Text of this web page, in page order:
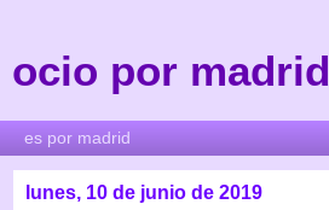
ocio por madrid
lunes, 10 de junio de 2019